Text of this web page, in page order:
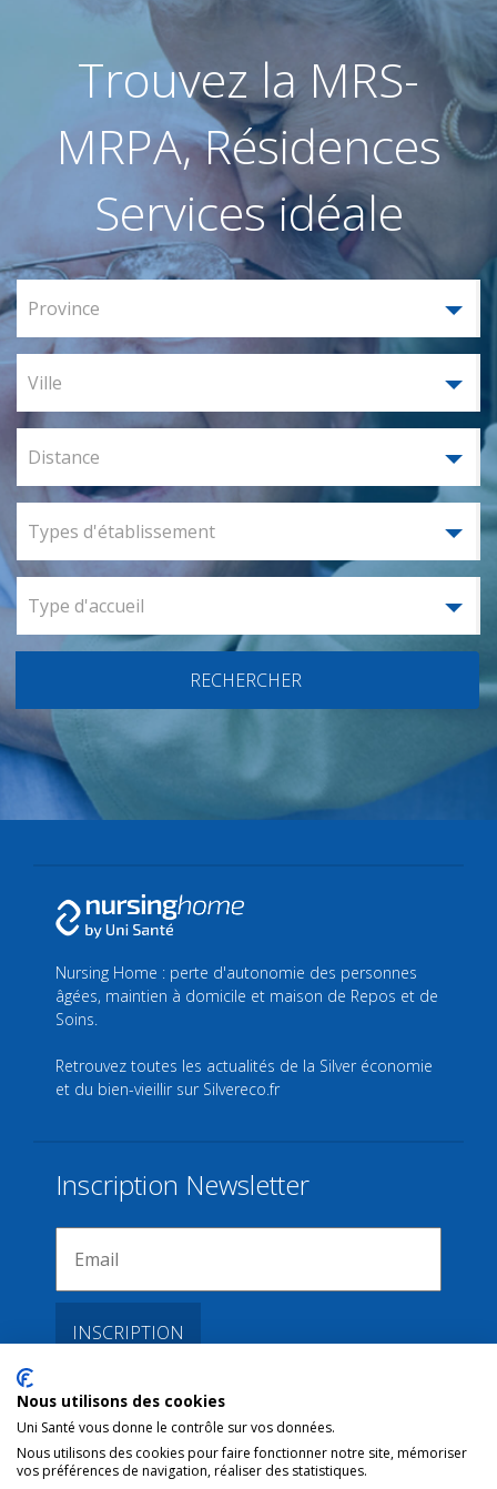
Trouvez la MRS-
MRPA, Résidences
Services idéale
Province
Ville
Distance
Types d'établissement
Type d'accueil
RECHERCHER
Nursing Home : perte d'autonomie des personnes
âgées, maintien à domicile et maison de Repos et de
Soins.
Retrouvez toutes les actualités de la Silver économie
et du bien-vieillir sur Silvereco.fr
Inscription Newsletter
Liens
Nous utilisons des cookies
Uni Santé vous donne le contrôle sur vos données.
Nous utilisons des cookies pour faire fonctionner notre site, mémoriser
vos préférences de navigation, réaliser des statistiques.